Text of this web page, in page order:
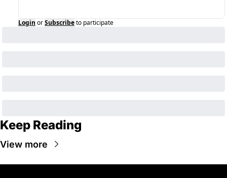
Login orSubscribeto participate
Keep Reading
View more